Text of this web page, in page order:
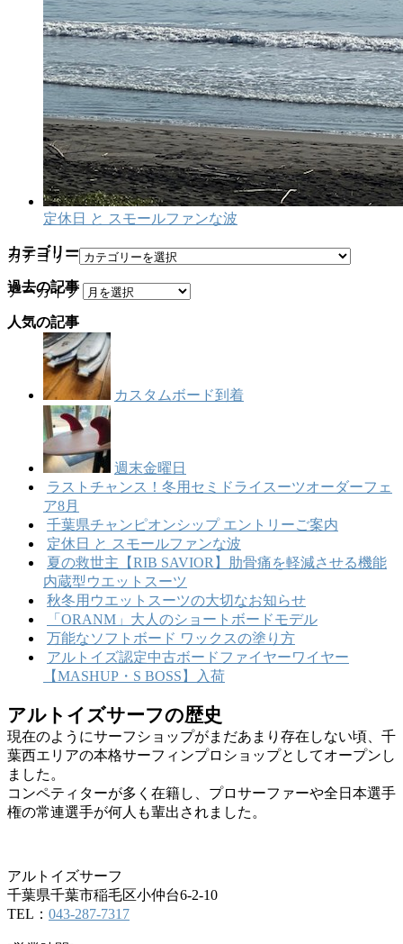
定休日 と スモールファンな波
カテゴリー
カテゴリー
過去の記事
アーカイブ
人気の記事
カスタムボード到着
週末金曜日
ラストチャンス！冬用セミドライスーツオーダーフェ
ア8月
千葉県チャンピオンシップ エントリーご案内
定休日 と スモールファンな波
夏の救世主【RIB SAVIOR】肋骨痛を軽減させる機能
内蔵型ウエットスーツ
秋冬用ウエットスーツの大切なお知らせ
「ORANM」大人のショートボードモデル
万能なソフトボード ワックスの塗り方
アルトイズ認定中古ボードファイヤーワイヤー
【MASHUP・S BOSS】入荷
アルトイズサーフの歴史
現在のようにサーフショップがまだあまり存在しない頃、千
葉西エリアの本格サーフィンプロショップとしてオープンし
ました。
コンペティターが多く在籍し、プロサーファーや全日本選手
権の常連選手が何人も輩出されました。
アルトイズサーフ
千葉県千葉市稲毛区小仲台6-2-10
TEL： 043-287-7317